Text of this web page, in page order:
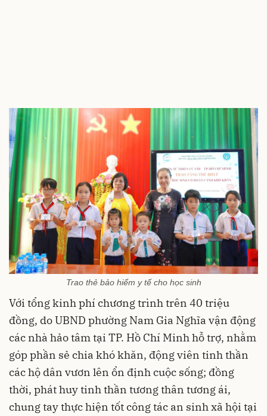
Trao thẻ bảo hiểm y tế cho học sinh
Với tổng kinh phí chương trình trên 40 triệu
đồng, do UBND phường Nam Gia Nghĩa vận động
các nhà hảo tâm tại TP. Hồ Chí Minh hỗ trợ, nhằm
góp phần sẻ chia khó khăn, động viên tinh thần
các hộ dân vươn lên ổn định cuộc sống; đồng
thời, phát huy tinh thần tương thân tương ái,
chung tay thực hiện tốt công tác an sinh xã hội tại